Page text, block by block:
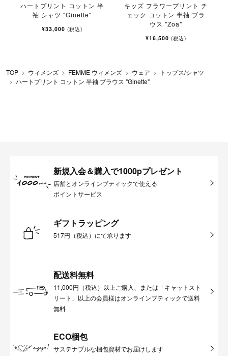
ハートプリント コットン 半
袖 シャツ "Ginette"
¥33,000 (税込)
キッズ フラワープリント チ
ェック コットン 半袖 ブラ
ウス "Zoa"
¥16,500 (税込)
TOP ウィメンズ FEMME ウィメンズ ウェア
トップス/シャツ
ハートプリント コットン 半袖 ブラウス "Ginette"
新規入会＆購入で1000pプレゼント
店舗とオンラインブティックで使える
ポイントサービス
ギフトラッピング
517円（税込）にて承ります
配送料無料
11,000円（税込）以上ご購入、または「キャットスト
リート」以上の会員様はオンラインブティックで送料
無料
ECO梱包
サステナブルな梱包資材でお届けします